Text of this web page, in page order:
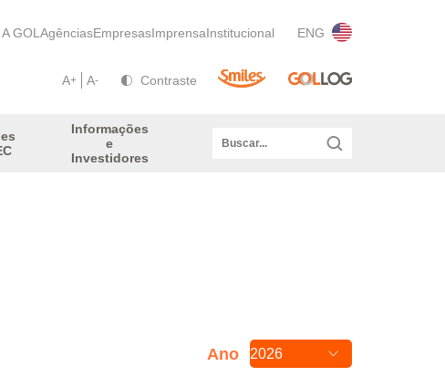
A GOL AgênciasEmpresasImprensaInstitucional ENG
A+ A- Contraste
Informações
e
Investidores
Ano